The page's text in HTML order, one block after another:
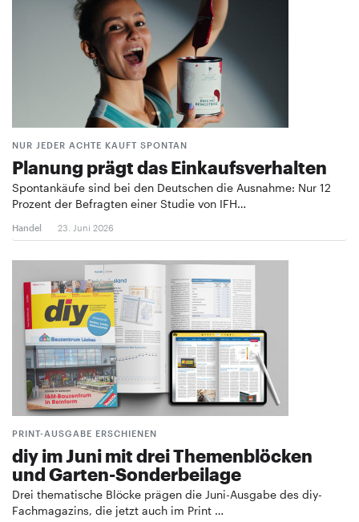
NUR JEDER ACHTE KAUFT SPONTAN
Planung prägt das Einkaufsverhalten
Spontankäufe sind bei den Deutschen die Ausnahme: Nur 12
Prozent der Befragten einer Studie von IFH…
Handel 23. Juni 2026
PRINT-AUSGABE ERSCHIENEN
diy im Juni mit drei Themenblöcken
und Garten-Sonderbeilage
Drei thematische Blöcke prägen die Juni-Ausgabe des diy-
Fachmagazins, die jetzt auch im Print …